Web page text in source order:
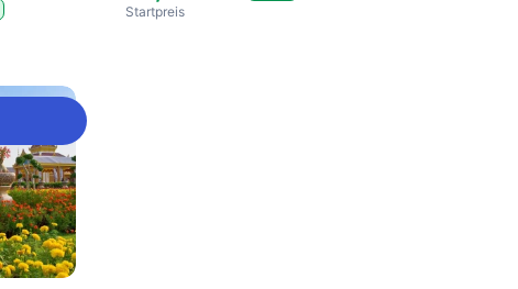
Startpreis